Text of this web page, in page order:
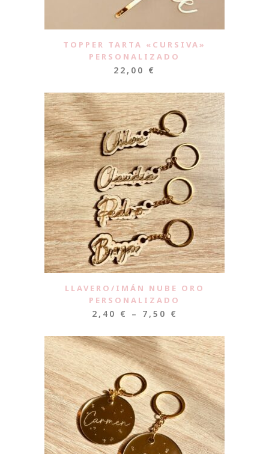
TOPPER TARTA «CURSIVA»
PERSONALIZADO
22,00 €
LLAVERO/IMÁN NUBE ORO
PERSONALIZADO
2,40 € – 7,50 €